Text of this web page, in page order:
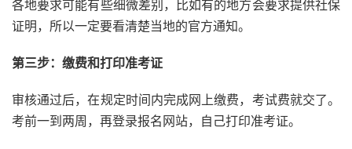
各地要求可能有些细微差别，比如有的地方会要求提供社保
证明，所以一定要看清楚当地的官方通知。
第三步：缴费和打印准考证
审核通过后，在规定时间内完成网上缴费，考试费就交了。
考前一到两周，再登录报名网站，自己打印准考证。